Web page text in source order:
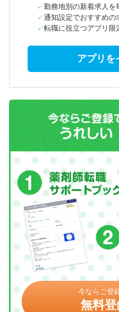
勤務地別の新着求人を
通知設定でおすすめの
転職に役立つアプリ限
アプリを
今ならご登
無料